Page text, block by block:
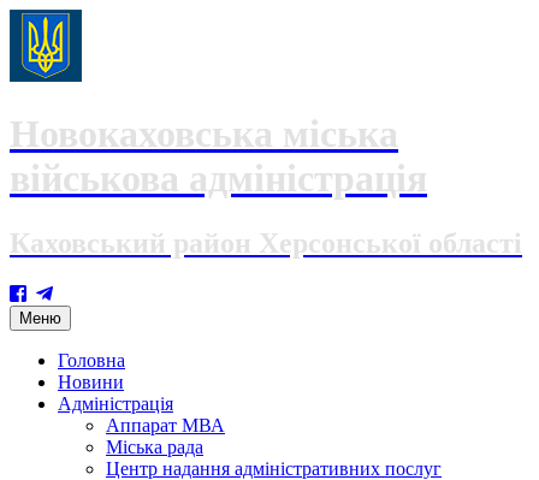
Новокаховська міська
військова адміністрація
Каховський район Херсонської області
Меню Skip
to
content
Головна
Новини
Адміністрація
Аппарат МВА
Міська рада
Центр надання адміністративних послуг